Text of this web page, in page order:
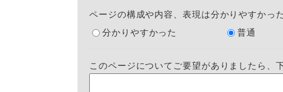
ページの構成や内容、表現は分かりやすかっ
分かりやすかった
普通
このページについてご要望がありましたら、